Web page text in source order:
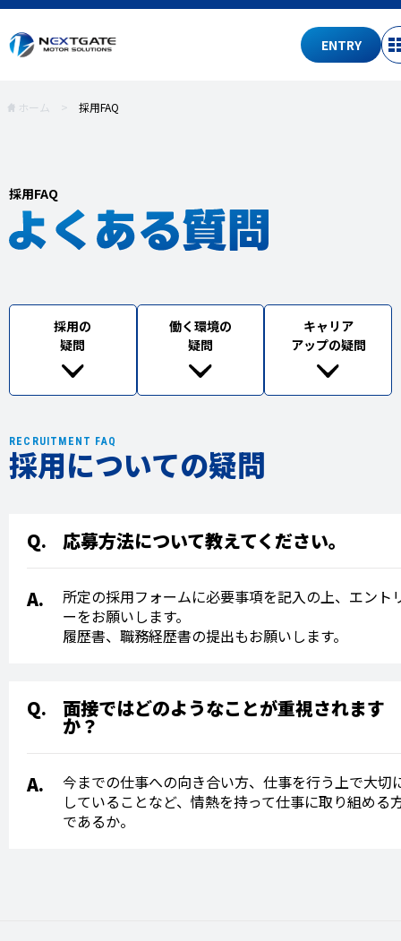
ENTRY
ホーム > 採用FAQ
採用FAQ
採用の
疑問
働く環境の
疑問
キャリア
アップの疑問
RECRUITMENT FAQ
採用についての疑問
応募方法について教えてください。
所定の採用フォームに必要事項を記入の上、エント
ーをお願いします。
履歴書、職務経歴書の提出もお願いします。
面接ではどのようなことが重視されます
か？
今までの仕事への向き合い方、仕事を行う上で大切
していることなど、情熱を持って仕事に取り組める
であるか。